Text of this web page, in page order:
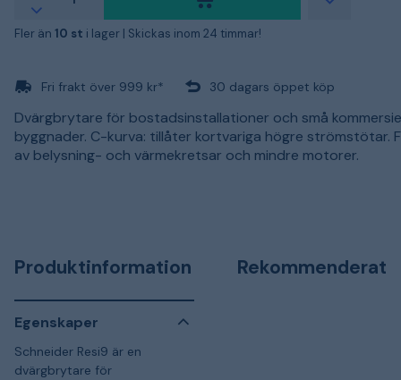
Fler än 10 st i lager | Skickas inom 24 timmar!
Fri frakt över 999 kr* 30 dagars öppet köp
Dvärgbrytare för bostadsinstallationer och små
byggnader. C-kurva: tillåter kortvariga högre strömstötar.
av belysning- och värmekretsar och mindre motorer.
Produktinformation
Egenskaper
Schneider Resi9 är en
dvärgbrytare för
Rekommenderat